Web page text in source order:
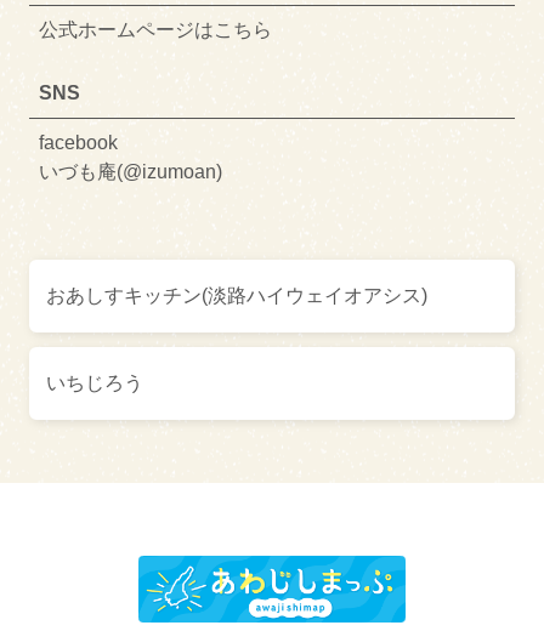
公式ホームページはこちら
SNS
facebook
いづも庵(@izumoan)
おあしすキッチン(淡路ハイウェイオアシス)
いちじろう